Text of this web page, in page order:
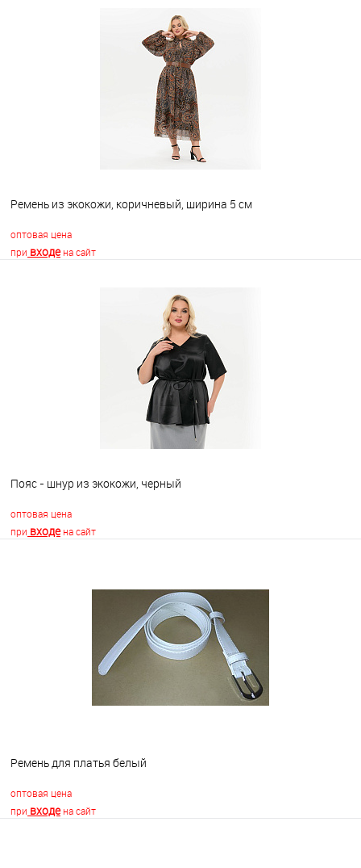
В корзину
Ремень из экокожи, коричневый, ширина 5 см
оптовая цена
при входена сайт
В корзину
Пояс - шнур из экокожи, черный
оптовая цена
при входена сайт
Недоступно
Ремень для платья белый
оптовая цена
при входена сайт